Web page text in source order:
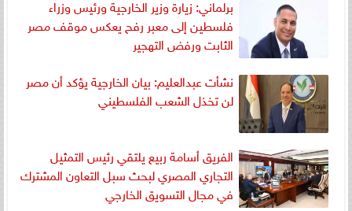
برلماني: زيارة وزير الخارجية ورئيس وزراء
فلسطين إلى معبر رفح يعكس موقف مصر
الثابت ورفض التهجير
نشأت عبدالعليم: بيان الخارجية يؤكد أن مصر
لن تخذل الشعب الفلسطيني
الفريق أسامة ربيع يلتقي رئيس التمثيل
التجاري المصري لبحث سبل التعاون المشترك
في مجال التسويق الخارجي